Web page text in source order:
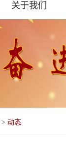
关于我们
> 动态